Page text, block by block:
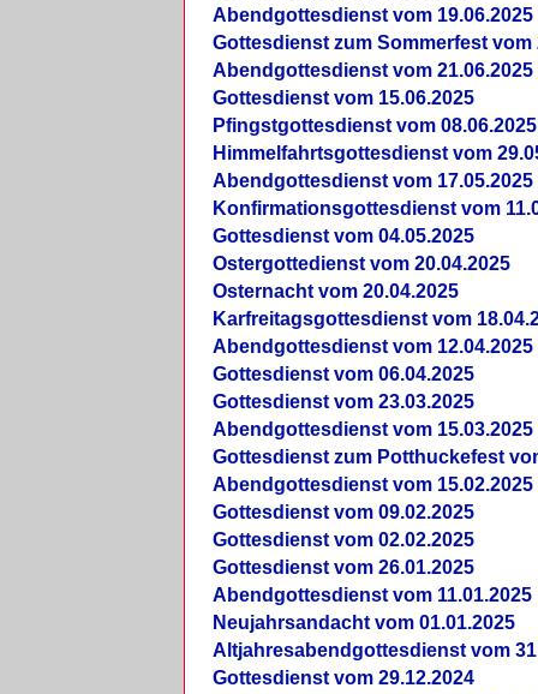
Abendgottesdienst vom 19.06.2025
Gottesdienst zum Sommerfest vom
Abendgottesdienst vom 21.06.2025
Gottesdienst vom 15.06.2025
Pfingstgottesdienst vom 08.06.2025
Himmelfahrtsgottesdienst vom
Abendgottesdienst vom 17.05.2025
Konfirmationsgottesdienst vom
Gottesdienst vom 04.05.2025
Ostergottedienst vom 20.04.2025
Osternacht vom 20.04.2025
Karfreitagsgottesdienst vom
Abendgottesdienst vom 12.04.2025
Gottesdienst vom 06.04.2025
Gottesdienst vom 23.03.2025
Abendgottesdienst vom 15.03.2025
Gottesdienst zum Potthuckefest
Abendgottesdienst vom 15.02.2025
Gottesdienst vom 09.02.2025
Gottesdienst vom 02.02.2025
Gottesdienst vom 26.01.2025
Abendgottesdienst vom 11.01.2025
Neujahrsandacht vom 01.01.2025
Altjahresabendgottesdienst vom
Gottesdienst vom 29.12.2024